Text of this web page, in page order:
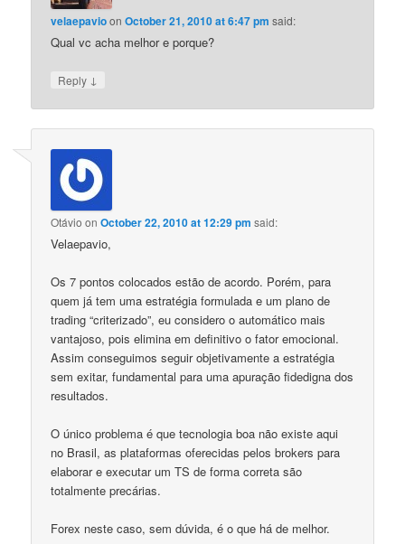
velaepavioonOctober 21, 2010 at 6:47 pm said:
Qual vc acha melhor e porque?
Reply ↓
Otávio onOctober 22, 2010 at 12:29 pm said:
Velaepavio,
Os 7 pontos colocados estão de acordo. Porém, para
quem já tem uma estratégia formulada e um plano de
trading “criterizado”, eu considero o automático mais
vantajoso, pois elimina em definitivo o fator emocional.
Assim conseguimos seguir objetivamente a estratégia
sem exitar, fundamental para uma apuração fidedigna dos
resultados.
O único problema é que tecnologia boa não existe aqui
no Brasil, as plataformas oferecidas pelos brokers para
elaborar e executar um TS de forma correta são
totalmente precárias.
Forex neste caso, sem dúvida, é o que há de melhor.